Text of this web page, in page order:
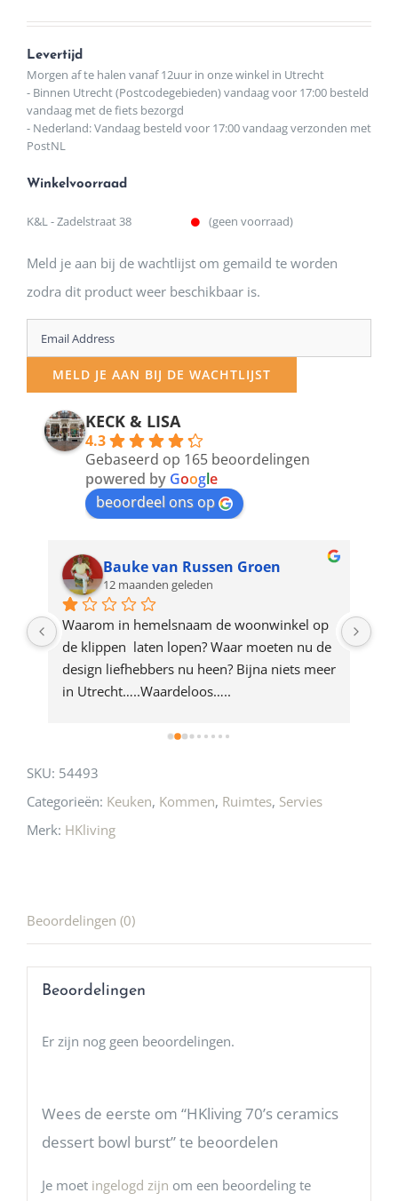
Levertijd
Morgen af te halen vanaf 12uur in onze winkel in Utrecht
- Binnen Utrecht (Postcodegebieden) vandaag voor 17:00 besteld
vandaag met de fiets bezorgd
- Nederland: Vandaag besteld voor 17:00 vandaag verzonden met
PostNL
Winkelvoorraad
K&L - Zadelstraat 38 (geen voorraad)
Meld je aan bij de wachtlijst om gemaild te worden
zodra dit product weer beschikbaar is.
Enter
your
email
address
product
MELD JE AAN BIJ DE WACHTLIJST
KECK & LISA
4.3
Gebaseerd op 165 beoordelingen
powered by Google
beoordeel ons op
Bauke van Russen Groen
12 maanden geleden
Waarom in hemelsnaam de woonwinkel op
de klippen  laten lopen? Waar moeten nu de
design liefhebbers nu heen? Bijna niets meer
in Utrecht…..Waardeloos…..
SKU: 54493
Categorieën: Keuken, Kommen, Ruimtes, Servies
Merk: HKliving
Beoordelingen (0)
Beoordelingen
Er zijn nog geen beoordelingen.
Wees de eerste om “HKliving 70’s ceramics
dessert bowl burst” te beoordelen
Je moet ingelogd zijn om een beoordeling te